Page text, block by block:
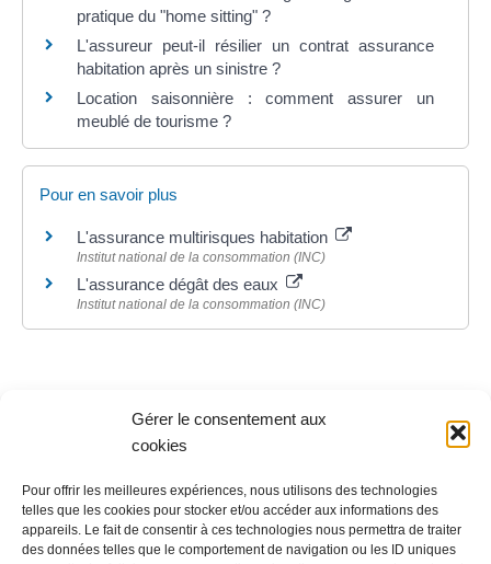
Gérer le consentement aux
cookies
Pour offrir les meilleures expériences, nous utilisons des technologies
telles que les cookies pour stocker et/ou accéder aux informations des
appareils. Le fait de consentir à ces technologies nous permettra de traiter
des données telles que le comportement de navigation ou les ID uniques
Contact
pratique du "home sitting" ?
L'assureur peut-il résilier un contrat assurance
habitation après un sinistre ?
Location saisonnière : comment assurer un
meublé de tourisme ?
Pour en savoir plus
L'assurance multirisques habitation
Institut national de la consommation (INC)
L'assurance dégât des eaux
Institut national de la consommation (INC)
Direction de l'information légale et administrative